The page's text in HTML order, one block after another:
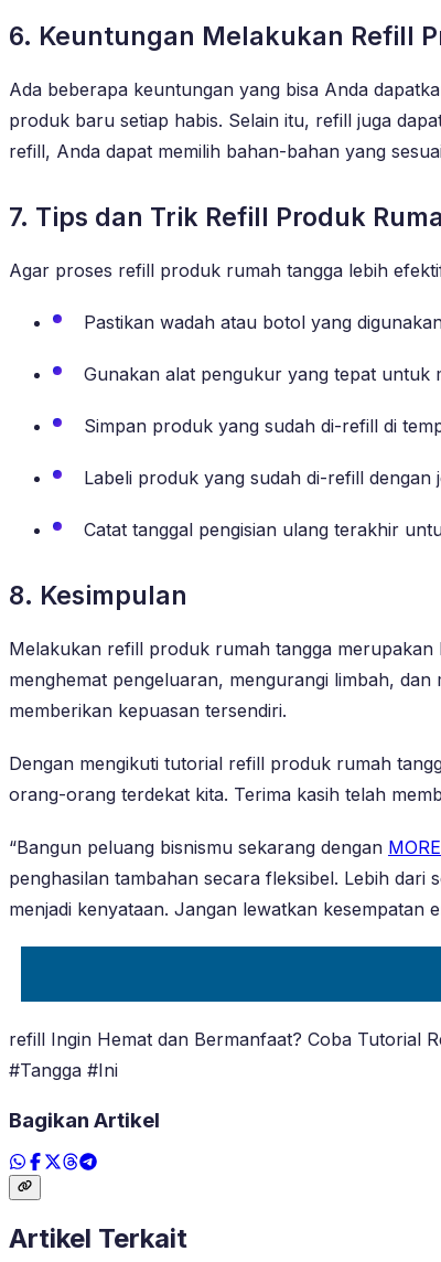
6. Keuntungan Melakukan Refill
Ada beberapa keuntungan yang bisa Anda
produk baru setiap habis. Selain itu, refill juga
refill, Anda dapat memilih bahan-bahan yang
7. Tips dan Trik Refill Produk
Agar proses refill produk rumah tangga lebih
Pastikan wadah atau botol yang
Gunakan alat pengukur yang tepat untuk
Simpan produk yang sudah di-refill di
Labeli produk yang sudah di-refill
Catat tanggal pengisian ulang terakhir
8. Kesimpulan
Melakukan refill produk rumah tangga merupakan
menghemat pengeluaran, mengurangi limbah,
memberikan kepuasan tersendiri.
Dengan mengikuti tutorial refill produk rumah
orang-orang terdekat kita. Terima kasih telah
“Bangun peluang bisnismu sekarang dengan
penghasilan tambahan secara fleksibel. Lebih dari
menjadi kenyataan. Jangan lewatkan kesempatan
refill Ingin Hemat dan Bermanfaat? Coba Tutorial
#Tangga #Ini
Bagikan Artikel
Artikel Terkait